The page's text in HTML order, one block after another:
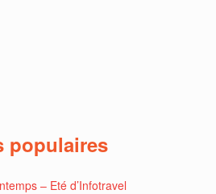
populaires
– Eté d’Infotravel